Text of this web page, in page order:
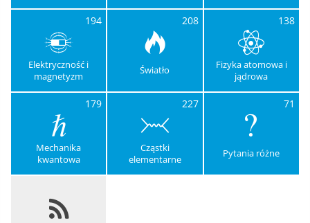
194
Elektryczność i
magnetyzm
208
Światło
138
Fizyka atomowa i
jądrowa
179
Mechanika
kwantowa
227
Cząstki
elementarne
71
Pytania różne